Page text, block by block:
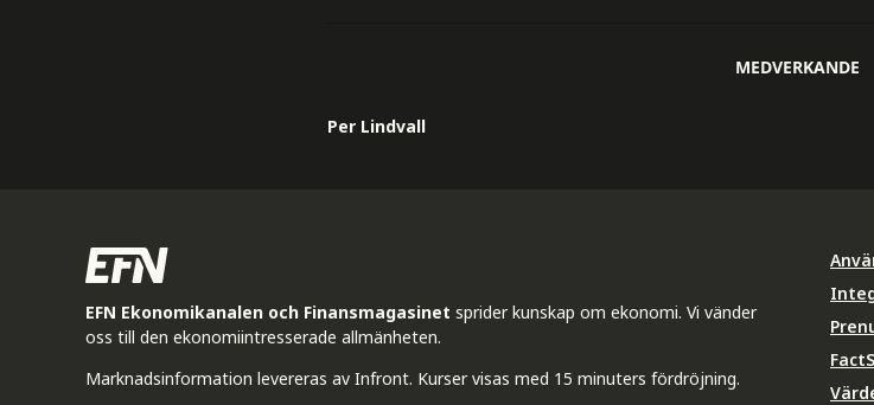
MEDVERKANDE
Per Lindvall
EFN Ekonomikanalen och Finansmagasinet sprider kunskap om ekonomi. Vi vänder
oss till den ekonomiintresserade allmänheten.
Marknadsinformation levereras av Infront. Kurser visas med 15 minuters fördröjning.